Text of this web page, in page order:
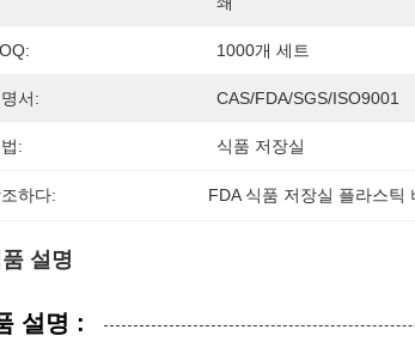
1000개 세트
서: CAS/FDA/SGS/ISO9001
: 식품 저장실
하다: FDA 식품 저장실 플라스틱
설명
설명 :